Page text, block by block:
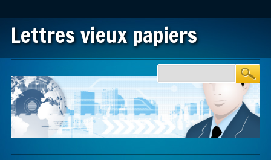
Lettres vieux papiers
Main menu